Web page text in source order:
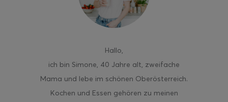
Hallo,
ich bin Simone, 40 Jahre alt, zweifache
Mama und lebe im schönen Oberösterreich.
Kochen und Essen gehören zu meinen